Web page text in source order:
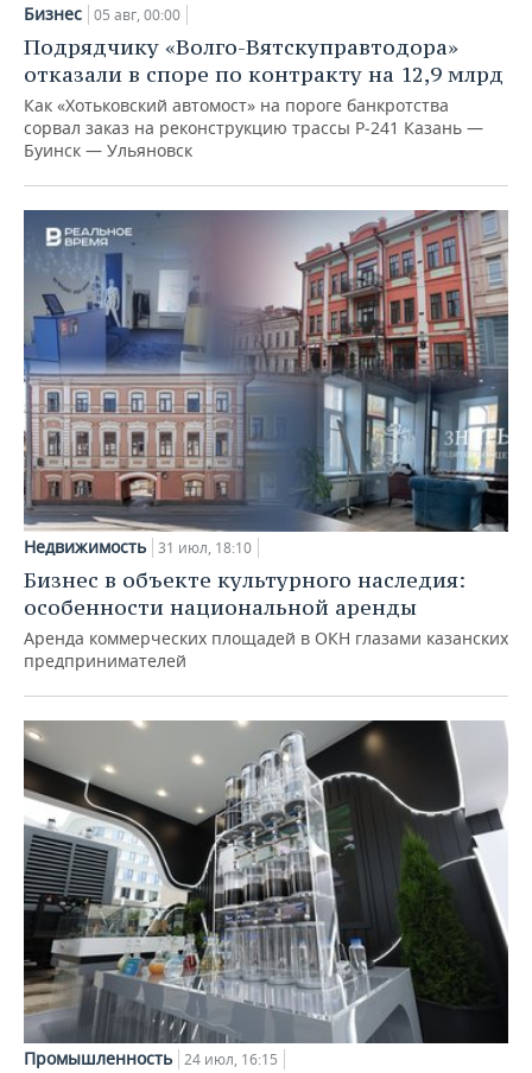
Бизнес 05 авг, 00:00
Подрядчику «Волго-Вятскуправтодора»
отказали в споре по контракту на 12,9 млрд
Как «Хотьковский автомост» на пороге банкротства
сорвал заказ на реконструкцию трассы Р‑241 Казань —
Буинск — Ульяновск
Недвижимость 31 июл, 18:10
Бизнес в объекте культурного наследия:
особенности национальной аренды
Аренда коммерческих площадей в ОКН глазами казанских
предпринимателей
Промышленность 24 июл, 16:15